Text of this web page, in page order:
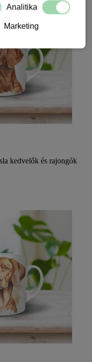
kedvelők és rajongók
Analitika
Marketing